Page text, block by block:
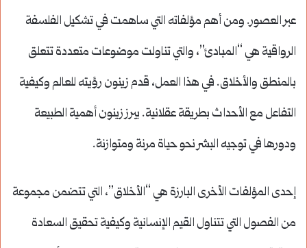
عبر العصور. ومن أهم مؤلفاته التي ساهمت في تشكيل الفلسفة
الرواقية هي “المبادئ”، والتي تناولت موضوعات متعددة تتعلق
بالمنطق والأخلاق. في هذا العمل، قدم زينون رؤيته للعالم وكيفية
التفاعل مع الأحداث بطريقة عقلانية. يبرز زينون أهمية الطبيعة
ودورها في توجيه البشر نحو حياة مرنة ومتوازنة.
إحدى المؤلفات الأخرى البارزة هي “الأخلاق”، التي تتضمن مجموعة
من الفصول التي تتناول القيم الإنسانية وكيفية تحقيق السعادة